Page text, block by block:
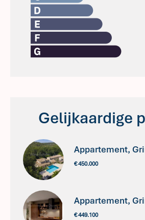
Gelijkaardige
Appartement,
€ 450.000
Appartement,
€ 449.100